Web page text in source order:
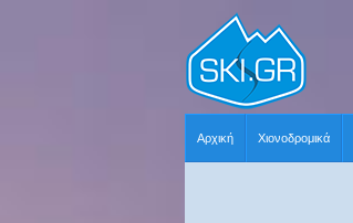
Αρχική Χιονοδρομικά